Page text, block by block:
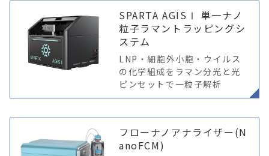
物性評価 VRef-Naive 自然な
EV物性、非蛍光
SPARTA AGISⅠ 単一ナノ
粒子ラマントラッピングシ
ステム
LNP・細胞外小胞・ウイルス
の化学組成をラマン分光と光
ピンセットで一粒子解析
フローナノアナライザー(N
anoFCM)